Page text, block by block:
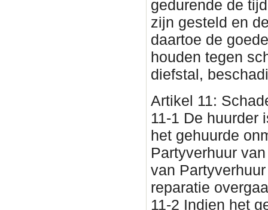
gedurende de
zijn gesteld en
daartoe de
houden tegen
diefstal,
Artikel 11:
11-1 De huurder
het gehuurde
Partyverhuur
van
reparatie
11-2 Indien het